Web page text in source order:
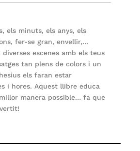
els minuts, els anys, els
fer-se gran, envellir,…
diverses escenes amb els teus
tan plens de colors i un
els faran estar
i hores. Aquest llibre educa
manera possible… fa que